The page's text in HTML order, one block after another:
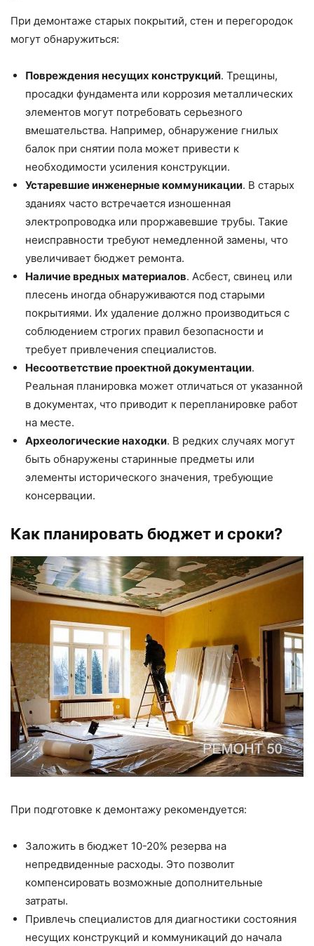
При демонтаже старых покрытий, стен и перегородок
могут обнаружиться:
Повреждения несущих конструкций. Трещины,
просадки фундамента или коррозия металлических
элементов могут потребовать серьезного
вмешательства. Например, обнаружение гнилых
балок при снятии пола может привести к
необходимости усиления конструкции.
Устаревшие инженерные коммуникации. В старых
зданиях часто встречается изношенная
электропроводка или проржавевшие трубы. Такие
неисправности требуют немедленной замены, что
увеличивает бюджет ремонта.
Наличие вредных материалов. Асбест, свинец или
плесень иногда обнаруживаются под старыми
покрытиями. Их удаление должно производиться с
соблюдением строгих правил безопасности и
требует привлечения специалистов.
Несоответствие проектной документации.
Реальная планировка может отличаться от указанной
в документах, что приводит к перепланировке работ
на месте.
Археологические находки. В редких случаях могут
быть обнаружены старинные предметы или
элементы исторического значения, требующие
консервации.
Как планировать бюджет и сроки?
При подготовке к демонтажу рекомендуется:
Заложить в бюджет 10-20% резерва на
непредвиденные расходы. Это позволит
компенсировать возможные дополнительные
затраты.
Привлечь специалистов для диагностики состояния
несущих конструкций и коммуникаций до начала